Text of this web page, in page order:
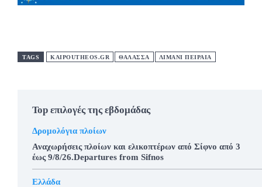
TAGS KAIPOUTHEOS.GR ΘΑΛΑΣΣΑ ΛΙΜΑΝΙ ΠΕΙΡΑΙΑ
Top επιλογές της εβδομάδας
Δρομολόγια πλοίων
Αναχωρήσεις πλοίων και ελικοπτέρων από Σίφνο από 3
έως 9/8/26.Departures from Sifnos
Ελλάδα